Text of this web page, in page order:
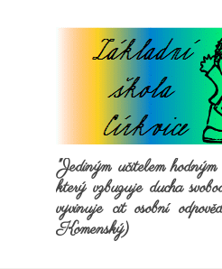
"Jediným učitelem
který vzbuzuje ducha
vyvinuje cit osobní
Komenský)